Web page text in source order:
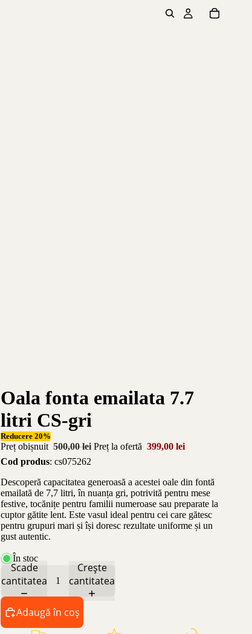
Oala fonta emailata 7.7
litri CS-gri
Reducere 20%
Preț obișnuit 500,00 lei Preț la ofertă 399,00 lei
Cod produs: cs075262
Descoperă capacitatea generoasă a acestei oale din fontă
emailată de 7,7 litri, în nuanța gri, potrivită pentru mese
festive, tocănițe pentru familii numeroase sau preparate la
cuptor gătite lent. Este vasul ideal pentru cei care gătesc
pentru grupuri mari și își doresc rezultate uniforme și un
gust autentic.
În stoc
Scade
cantitatea
Crește
cantitatea
Adaugă în coș